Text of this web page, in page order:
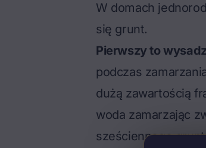
W domach
się grunt.
Pierwszy to
podczas
dużą zawartością
woda zamarzając
sześciennego